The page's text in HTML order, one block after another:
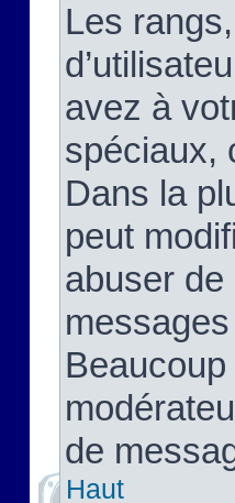
Les
avez à
spéciaux,
Dans la
peut
abuser
de
Haut